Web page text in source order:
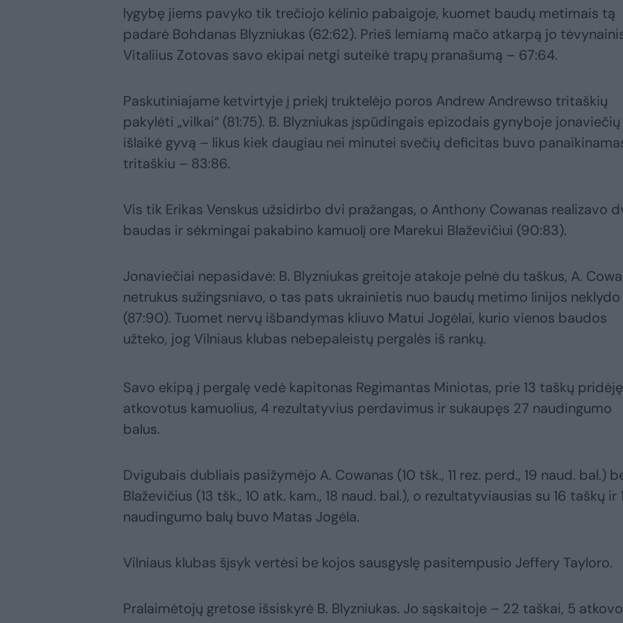
lygybę jiems pavyko tik trečiojo kėlinio pabaigoje, kuomet baudų metimais tą
padarė Bohdanas Blyzniukas (62:62). Prieš lemiamą mačo atkarpą jo
Vitaliius Zotovas savo ekipai netgi suteikė trapų pranašumą – 67:64.
Paskutiniajame ketvirtyje į priekį truktelėjo poros Andrew Andrewso tritaškių
pakylėti „vilkai“ (81:75). B. Blyzniukas įspūdingais epizodais gynyboje
išlaikė gyvą – likus kiek daugiau nei minutei svečių deficitas buvo
tritaškiu – 83:86.
Vis tik Erikas Venskus užsidirbo dvi pražangas, o Anthony Cowanas realizavo
baudas ir sėkmingai pakabino kamuolį ore Marekui Blaževičiui (90:83).
Jonaviečiai nepasidavė: B. Blyzniukas greitoje atakoje pelnė du taškus, A.
netrukus sužingsniavo, o tas pats ukrainietis nuo baudų metimo linijos neklydo
(87:90). Tuomet nervų išbandymas kliuvo Matui Jogėlai, kurio vienos baudos
užteko, jog Vilniaus klubas nebepaleistų pergalės iš rankų.
Savo ekipą į pergalę vedė kapitonas Regimantas Miniotas, prie 13 taškų
atkovotus kamuolius, 4 rezultatyvius perdavimus ir sukaupęs 27 naudingumo
balus.
Dvigubais dubliais pasižymėjo A. Cowanas (10 tšk., 11 rez. perd., 19 naud. bal.)
Blaževičius (13 tšk., 10 atk. kam., 18 naud. bal.), o rezultatyviausias su 16 taškų ir
naudingumo balų buvo Matas Jogėla.
Vilniaus klubas šįsyk vertėsi be kojos sausgyslę pasitempusio Jeffery Tayloro.
Pralaimėtojų gretose išsiskyrė B. Blyzniukas. Jo sąskaitoje – 22 taškai, 5